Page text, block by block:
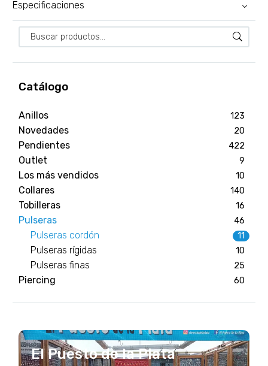
Catálogo
Anillos 123
Novedades 20
Pendientes 422
Outlet 9
Los más vendidos 10
Collares 140
Tobilleras 16
Pulseras 46
Pulseras cordón 11
Pulseras rígidas 10
Pulseras finas 25
Piercing 60
El Puesto de la Plata
Especificaciones